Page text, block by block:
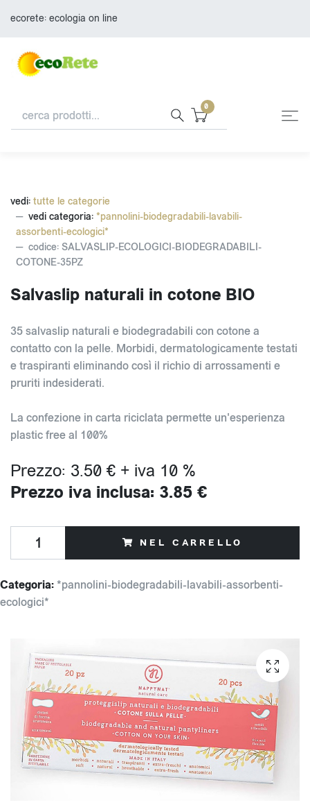
ecorete: ecologia on line
0
vedi: tutte le categorie
vedi categoria: *pannolini-biodegradabili-lavabili-
assorbenti-ecologici*
codice: SALVASLIP-ECOLOGICI-BIODEGRADABILI-
COTONE-35PZ
Salvaslip naturali in cotone BIO
35 salvaslip naturali e biodegradabili con cotone a
contatto con la pelle. Morbidi, dermatologicamente testati
e traspiranti eliminando così il richio di arrossamenti e
pruriti indesiderati.
La confezione in carta riciclata permette un'esperienza
plastic free al 100%
Prezzo: 3.50 € + iva 10 %
Prezzo iva inclusa: 3.85 €
NEL CARRELLO
Categoria: *pannolini-biodegradabili-lavabili-assorbenti-
ecologici*